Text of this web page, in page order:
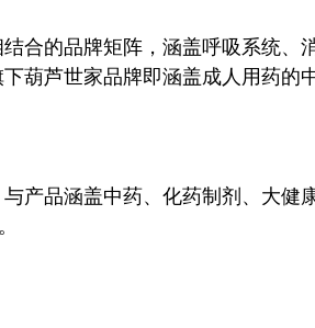
合的品牌矩阵，涵盖呼吸系统、
葫芦世家品牌即涵盖成人用药的
产品涵盖中药、化药制剂、大健